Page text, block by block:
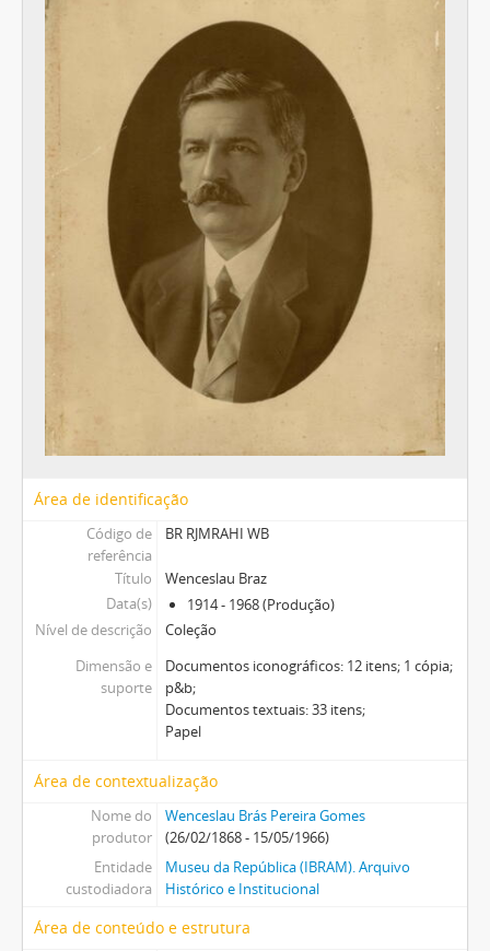
Área de identificação
Código de
referência
BR RJMRAHI WB
Título
Wenceslau Braz
Data(s)
1914 - 1968 (Produção)
Nível de descrição
Coleção
Dimensão e
suporte
Documentos iconográficos: 12 itens; 1 cópia;
p&b;
Documentos textuais: 33 itens;
Papel
Área de contextualização
Nome do
produtor
Wenceslau Brás Pereira Gomes
(26/02/1868 - 15/05/1966)
Entidade
custodiadora
Museu da República (IBRAM). Arquivo
Histórico e Institucional
Área de conteúdo e estrutura